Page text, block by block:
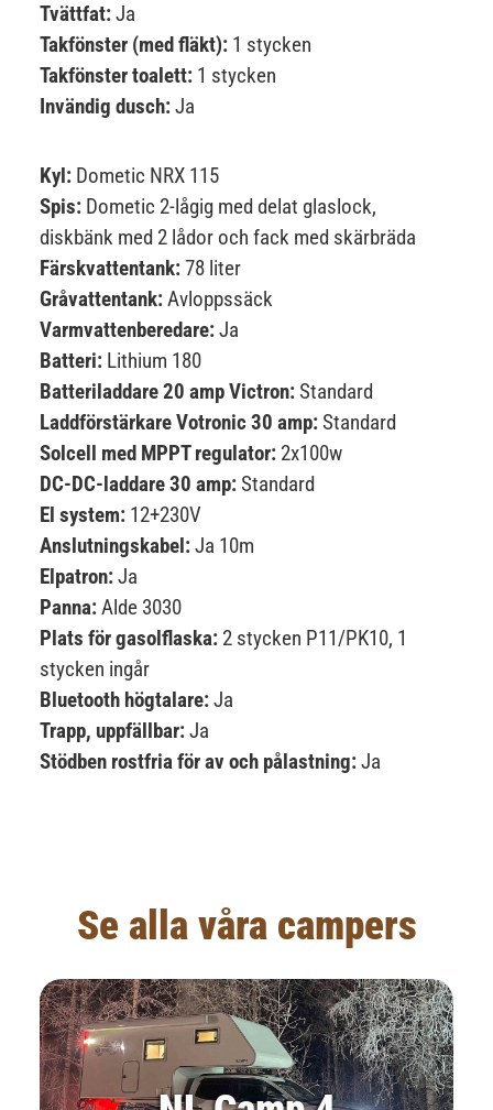
Tvättfat:Ja
Takfönster (med fläkt): 1 stycken
Takfönster toalett: 1 stycken
Invändig dusch:Ja
Kyl: Dometic NRX 115
Spis: Dometic 2-lågig med delat glaslock,
diskbänk med 2 lådor och fack med skärbräda
Färskvattentank:78 liter
Gråvattentank:Avloppssäck
Varmvattenberedare:Ja
Batteri: Lithium 180
Batteriladdare 20 amp Victron:Standard
Laddförstärkare Votronic 30 amp:Standard
Solcell med MPPT regulator: 2x100w
DC-DC-laddare 30 amp:Standard
El system: 12+230V
Anslutningskabel:Ja 10m
Elpatron:Ja
Panna:Alde 3030
Plats för gasolflaska: 2 stycken P11/PK10, 1
stycken ingår
Bluetooth högtalare:Ja
Trapp, uppfällbar:Ja
Stödben rostfria för av och pålastning:Ja
Se alla våra campers